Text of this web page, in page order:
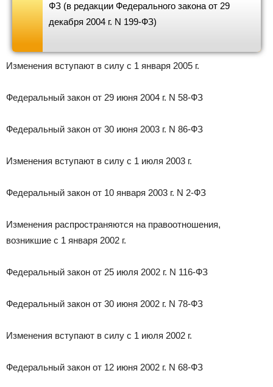
ФЗ (в редакции Федерального закона от 29
декабря 2004 г. N 199-ФЗ)
Изменения вступают в силу с 1 января 2005 г.
Федеральный закон от 29 июня 2004 г. N 58-ФЗ
Федеральный закон от 30 июня 2003 г. N 86-ФЗ
Изменения вступают в силу с 1 июля 2003 г.
Федеральный закон от 10 января 2003 г. N 2-ФЗ
Изменения распространяются на правоотношения,
возникшие с 1 января 2002 г.
Федеральный закон от 25 июля 2002 г. N 116-ФЗ
Федеральный закон от 30 июня 2002 г. N 78-ФЗ
Изменения вступают в силу с 1 июля 2002 г.
Федеральный закон от 12 июня 2002 г. N 68-ФЗ